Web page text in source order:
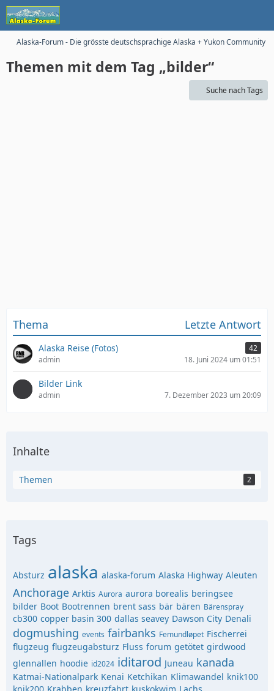
Alaska-Forum - Die grösste deutschsprachige Alaska + Yukon Community
Themen mit dem Tag „bilder“
Suche nach Tags
Thema Letzte Antwort
Alaska Reise (Fotos)
42
admin
18. Juni 2024 um 01:51
Bilder Link
admin 7. Dezember 2023 um 20:09
Inhalte
Themen 2
Tags
Absturz alaska alaska-forum Alaska Highway Aleuten
Anchorage Arktis Aurora aurora borealis beringsee
bilder Boot Bootrennen brent sass bär bären Bärenspray
cb300 copper basin 300 dallas seavey Dawson City Denali
dogmushing events fairbanks Femundløpet Fischerrei
flugzeug flugzeugabsturz Fluss forum getötet girdwood
glennallen hoodie id2024 iditarod Juneau kanada
Katmai-Nationalpark Kenai Ketchikan Klimawandel knik100